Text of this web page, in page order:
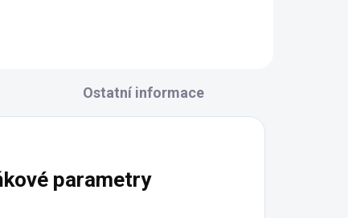
Ostatní informace
parametry